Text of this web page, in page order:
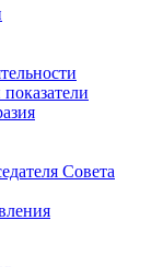
Совета